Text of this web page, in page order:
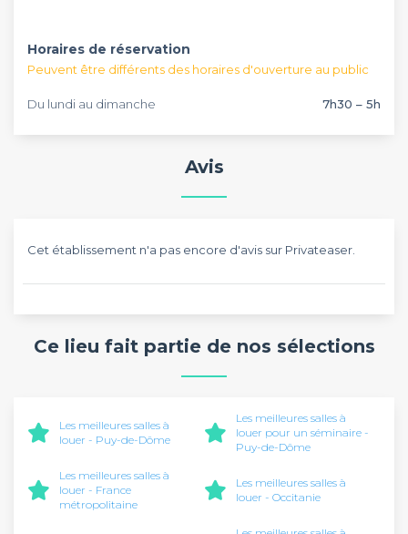
Horaires de réservation
Peuvent être différents des horaires d'ouverture au public
Du lundi au dimanche 7h30 – 5h
Avis
Cet établissement n'a pas encore d'avis sur Privateaser.
Ce lieu fait partie de nos sélections
Les meilleures salles à
louer - Puy-de-Dôme
Les meilleures salles à
louer pour un séminaire -
Puy-de-Dôme
Les meilleures salles à
louer - France
métropolitaine
Les meilleures salles à
louer - Occitanie